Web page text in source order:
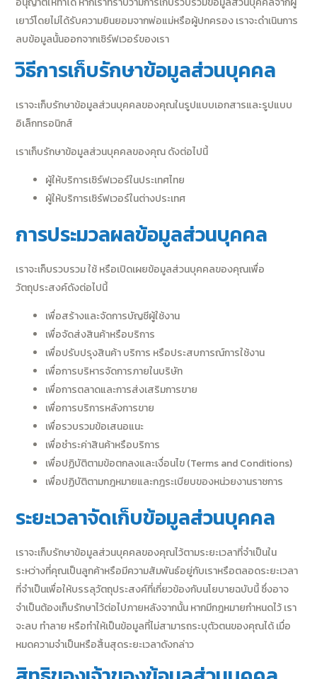
เยาว์โดยไม่ได้รับความยินยอมจากพ่อแม่หรือผู้ปกครอง เราจะดำเนินการ
ลบข้อมูลนั้นออกจากเซิร์ฟเวอร์ของเรา
วิธีการเก็บรักษาข้อมูลส่วนบุคคล
เราจะเก็บรักษาข้อมูลส่วนบุคคลของคุณในรูปแบบเอกสารและรูปแบบ
อิเล็กทรอนิกส์
เราเก็บรักษาข้อมูลส่วนบุคคลของคุณ ดังต่อไปนี้
ผู้ให้บริการเซิร์ฟเวอร์ในประเทศไทย
ผู้ให้บริการเซิร์ฟเวอร์ในต่างประเทศ
การประมวลผลข้อมูลส่วนบุคคล
เราจะเก็บรวบรวม ใช้ หรือเปิดเผยข้อมูลส่วนบุคคลของคุณเพื่อ
วัตถุประสงค์ดังต่อไปนี้
เพื่อสร้างและจัดการบัญชีผู้ใช้งาน
เพื่อจัดส่งสินค้าหรือบริการ
เพื่อปรับปรุงสินค้า บริการ หรือประสบการณ์การใช้งาน
เพื่อการบริหารจัดการภายในบริษัท
เพื่อการตลาดและการส่งเสริมการขาย
เพื่อการบริการหลังการขาย
เพื่อรวบรวมข้อเสนอแนะ
เพื่อชำระค่าสินค้าหรือบริการ
เพื่อปฏิบัติตามข้อตกลงและเงื่อนไข (Terms and Conditions)
เพื่อปฏิบัติตามกฎหมายและกฎระเบียบของหน่วยงานราชการ
ระยะเวลาจัดเก็บข้อมูลส่วนบุคคล
เราจะเก็บรักษาข้อมูลส่วนบุคคลของคุณไว้ตามระยะเวลาที่จำเป็นใน
ระหว่างที่คุณเป็นลูกค้าหรือมีความสัมพันธ์อยู่กับเราหรือตลอดระยะเวลา
ที่จำเป็นเพื่อให้บรรลุวัตถุประสงค์ที่เกี่ยวข้องกับนโยบายฉบับนี้ ซึ่งอาจ
จำเป็นต้องเก็บรักษาไว้ต่อไปภายหลังจากนั้น หากมีกฎหมายกำหนดไว้ เรา
จะลบ ทำลาย หรือทำให้เป็นข้อมูลที่ไม่สามารถระบุตัวตนของคุณได้ เมื่อ
หมดความจำเป็นหรือสิ้นสุดระยะเวลาดังกล่าว